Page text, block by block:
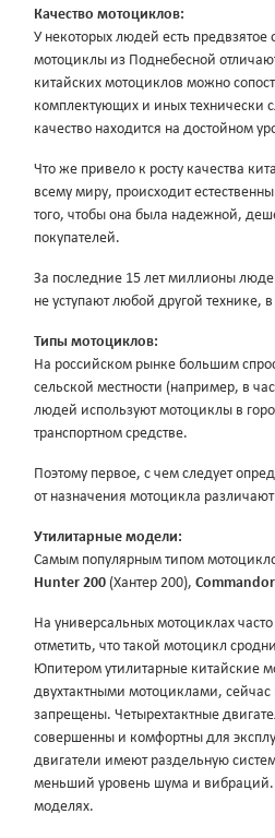
Качество мотоциклов:
У некоторых людей есть предвзятое
мотоциклы из Поднебесной
китайских мотоциклов можно
комплектующих и иных технически
качество находится на достойном
Что же привело к росту качества
всему миру, происходит
того, чтобы она была надежной,
покупателей.
За последние 15 лет миллионы
не уступают любой другой технике,
Типы мотоциклов:
На российском рынке большим
сельской местности (например, в
людей используют мотоциклы в
транспортном средстве.
Поэтому первое, с чем следует
от назначения мотоцикла
Утилитарные модели:
Самым популярным типом
Hunter 200 (Хантер 200), Commandor
На универсальных мотоциклах
отметить, что такой мотоцикл
Юпитером утилитарные китайские
двухтактными мотоциклами, сейчас
запрещены. Четырехтактные
совершенны и комфортны для
двигатели имеют раздельную
меньший уровень шума и вибраций.
моделях.